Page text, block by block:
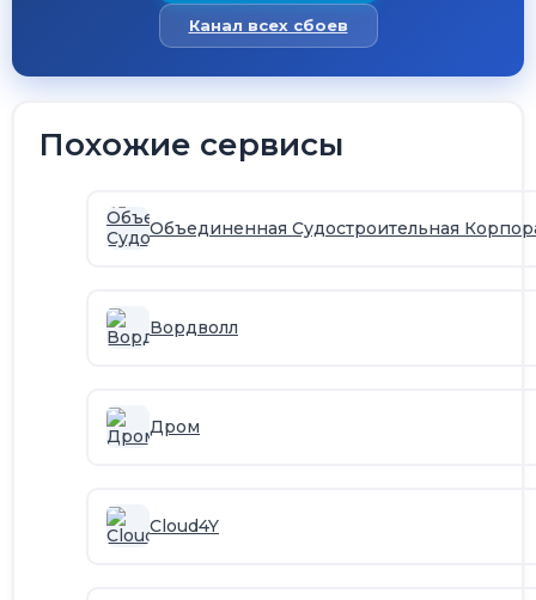
Канал всех сбоев
Похожие сервисы
Объединенная Судостроительная
Вордволл
Дром
Cloud4Y